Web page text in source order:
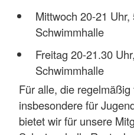
Mittwoch 20-21
Schwimmhalle
Freitag 20-21.30
Schwimmhalle
Für alle, die
insbesondere für
bietet wir für unsere